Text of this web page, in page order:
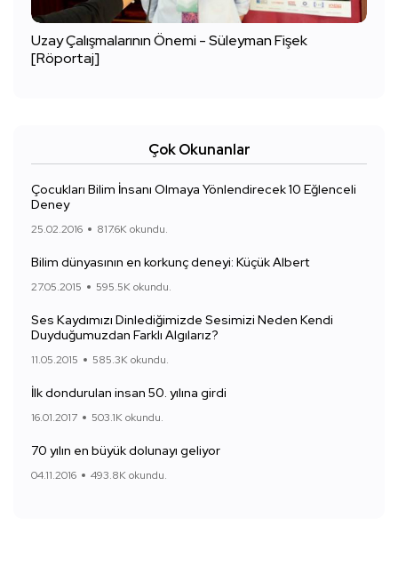
Uzay Çalışmalarının Önemi - Süleyman Fişek
[Röportaj]
Çok Okunanlar
Çocukları Bilim İnsanı Olmaya Yönlendirecek 10 Eğlenceli
Deney
25.02.2016 817.6K okundu.
Bilim dünyasının en korkunç deneyi: Küçük Albert
27.05.2015 595.5K okundu.
Ses Kaydımızı Dinlediğimizde Sesimizi Neden Kendi
Duyduğumuzdan Farklı Algılarız?
11.05.2015 585.3K okundu.
İlk dondurulan insan 50. yılına girdi
16.01.2017 503.1K okundu.
70 yılın en büyük dolunayı geliyor
04.11.2016 493.8K okundu.